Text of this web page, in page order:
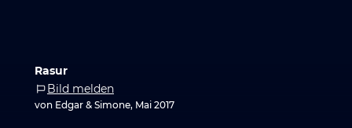
Rasur
Bild melden
von Edgar & Simone, Mai 2017